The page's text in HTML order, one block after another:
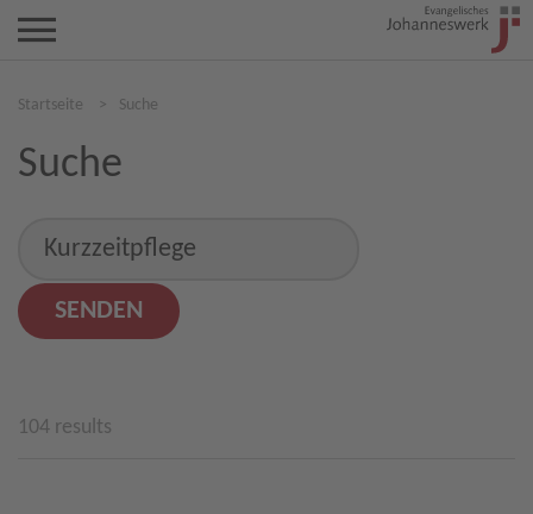
Startseite > Suche
Suche
104 results